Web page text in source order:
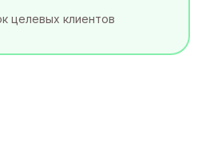
целевых клиентов